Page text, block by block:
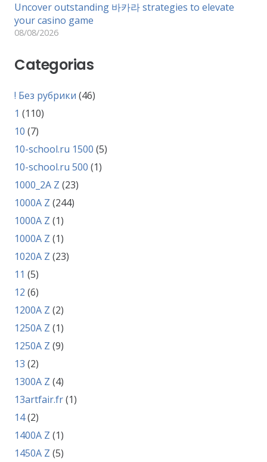
Uncover outstanding 바카라 strategies to elevate
your casino game
08/08/2026
Categorias
! Без рубрики (46)
1 (110)
10 (7)
10-school.ru 1500 (5)
10-school.ru 500 (1)
1000_2A Z (23)
1000A Z (244)
1000A Z (1)
1000A Z (1)
1020A Z (23)
11 (5)
12 (6)
1200A Z (2)
1250A Z (1)
1250A Z (9)
13 (2)
1300A Z (4)
13artfair.fr(1)
14(2)
1400A Z (1)
1450A Z (5)